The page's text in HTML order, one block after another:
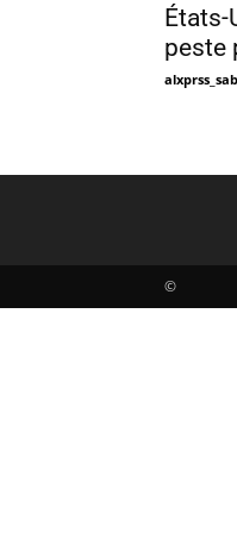
États-
peste
alxprss_sab
©